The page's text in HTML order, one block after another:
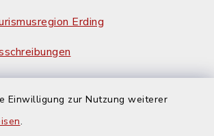
Einwilligung zur Nutzung weiterer
.
Erding